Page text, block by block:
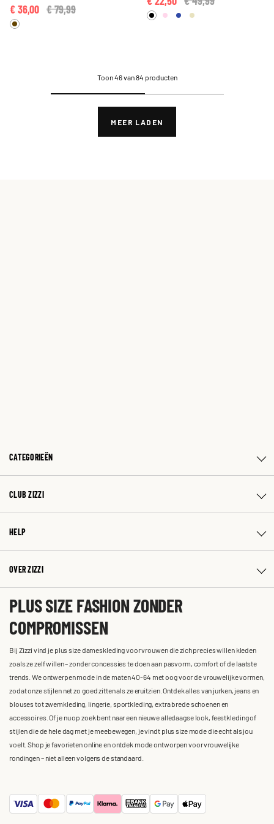
Price reduced from
€ 79,99
€ 36,00
Toon 46 van 84 producten
MEER LADEN
CATEGORIEËN
CLUB ZIZZI
HELP
OVER ZIZZI
PLUS SIZE FASHION ZONDER
COMPROMISSEN
Bij Zizzi vind je plus size dameskleding voor vrouwen die zich precies willen kleden
zoals ze zelf willen – zonder concessies te doen aan pasvorm, comfort of de laatste
trends. We ontwerpen mode in de maten 40-64 met oog voor de vrouwelijke vormen,
zodat onze stijlen net zo goed zitten als ze eruitzien. Ontdek alles van jurken, jeans en
blouses tot zwemkleding, lingerie, sportkleding, extra brede schoenen en
accessoires. Of je nu op zoek bent naar een nieuwe alledaagse look, feestkleding of
stijlen die de hele dag met je meebewegen, je vindt plus size mode die echt als jou
voelt. Shop je favorieten online en ontdek mode ontworpen voor vrouwelijke
rondingen – niet alleen volgens de standaard.